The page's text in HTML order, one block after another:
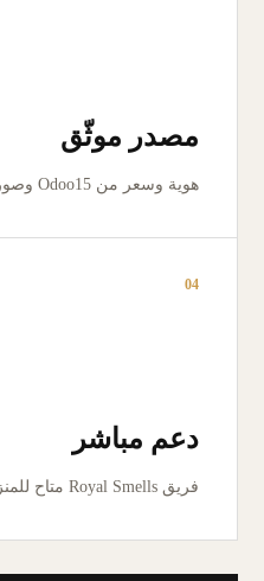
مصدر موثّق
هوية وسعر من Odoo15 وصور جديدة معتمدة للموقع.
04
دعم مباشر
فريق Royal Smells متاح للمنزل والأعمال.